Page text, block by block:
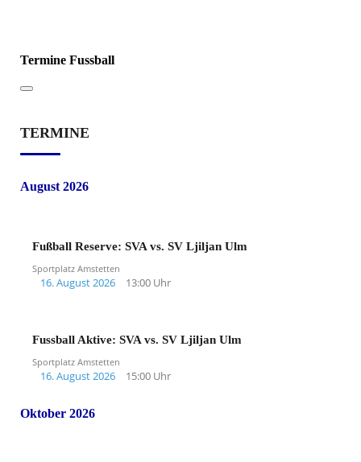
Termine Fussball
TERMINE
August 2026
Fußball Reserve: SVA vs. SV Ljiljan Ulm
Sportplatz Amstetten
16. August 2026 13:00 Uhr
Fussball Aktive: SVA vs. SV Ljiljan Ulm
Sportplatz Amstetten
16. August 2026 15:00 Uhr
Oktober 2026